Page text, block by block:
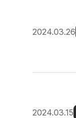
2024.03.26
2024.03.15